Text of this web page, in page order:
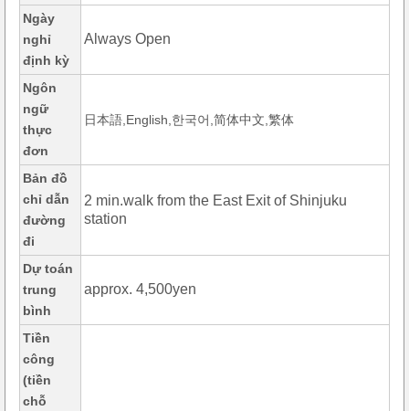
Ngày
nghỉ
định kỳ
Always Open
Ngôn
ngữ
thực
đơn
日本語,English,한국어,简体中文,繁体
Bản đồ
chỉ dẫn
đường
đi
2 min.walk from the East Exit of Shinjuku
station
Dự toán
trung
bình
approx. 4,500yen
Tiền
công
(tiền
chỗ